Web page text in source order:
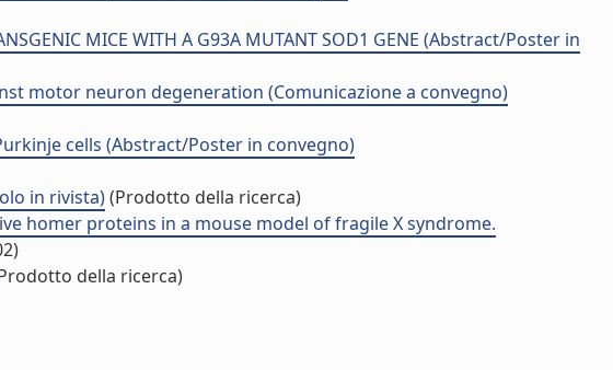
MICE WITH A G93A MUTANT SOD1 GENE (Abstract/Poster in
motor neuron degeneration (Comunicazione a convegno)
cells (Abstract/Poster in convegno)
in rivista)(Prodotto della ricerca)
homer proteins in a mouse model of fragile X syndrome.
della ricerca)